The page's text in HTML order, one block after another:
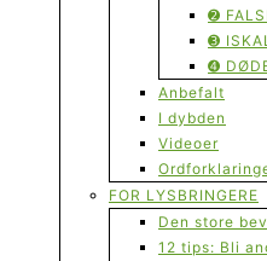
➋
➌
➍
Anbefalt
I dybden
Videoer
FOR LYSBRINGERE
Den store
12 tips: Bli